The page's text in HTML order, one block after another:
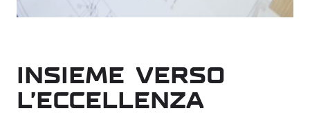
INSIEME VERSO
L’ECCELLENZA